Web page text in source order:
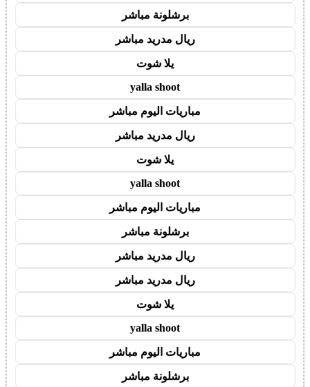
برشلونة مباشر
ريال مدريد مباشر
يلا شوت
yalla shoot
مباريات اليوم مباشر
ريال مدريد مباشر
يلا شوت
yalla shoot
مباريات اليوم مباشر
برشلونة مباشر
ريال مدريد مباشر
ريال مدريد مباشر
يلا شوت
yalla shoot
مباريات اليوم مباشر
برشلونة مباشر